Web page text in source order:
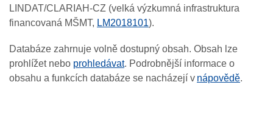
LINDAT/CLARIAH-CZ (velká výzkumná infrastruktura
financovaná MŠMT, LM2018101).
Databáze zahrnuje volně dostupný obsah. Obsah lze
prohlížet nebo prohledávat. Podrobnější informace o
obsahu a funkcích databáze se nacházejí v nápovědě.